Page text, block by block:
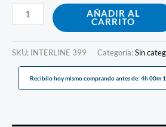
AÑADIR AL
CARRITO
SKU: INTERLINE 399 Categoría:Sin
Recibilo hoy mismo comprando antes de: 4h 00m